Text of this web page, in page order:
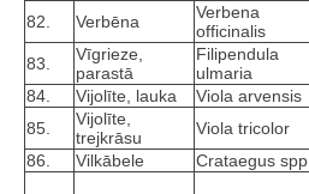
82. Verbēna
Verbena
officinalis
83.
Vīgrieze,
parastā
Filipendula
ulmaria
84.
Vijolīte, lauka Viola arvensis
85.
Vijolīte,
trejkrāsu
Viola tricolor
86.
Vilkābele Crataegus spp.